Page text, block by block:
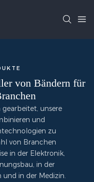
von Bändern für
unsere
und
zu
von Branchen
in der Elektronik,
in der
in der Medizin.